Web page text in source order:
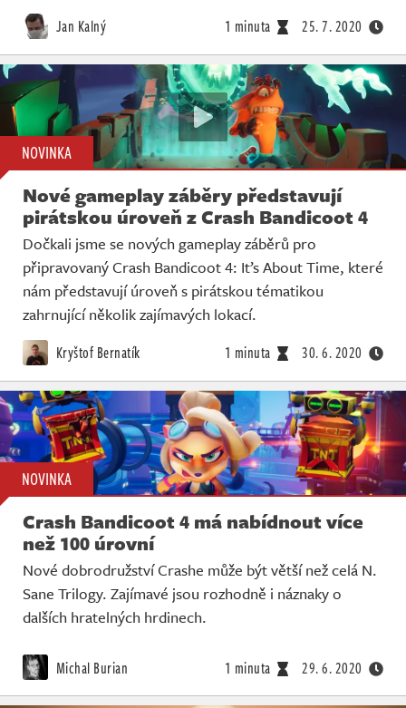
Jan Kalný 1 minuta 25. 7. 2020
NOVINKA
Nové gameplay záběry představují
pirátskou úroveň z Crash Bandicoot 4
Dočkali jsme se nových gameplay záběrů pro
připravovaný Crash Bandicoot 4: It’s About Time, které
nám představují úroveň s pirátskou tématikou
zahrnující několik zajímavých lokací.
Kryštof Bernatík 1 minuta 30. 6. 2020
NOVINKA
Crash Bandicoot 4 má nabídnout více
než 100 úrovní
Nové dobrodružství Crashe může být větší než celá N.
Sane Trilogy. Zajímavé jsou rozhodně i náznaky o
dalších hratelných hrdinech.
Michal Burian 1 minuta 29. 6. 2020